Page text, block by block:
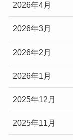
2026年4月
2026年3月
2026年2月
2026年1月
2025年12月
2025年11月